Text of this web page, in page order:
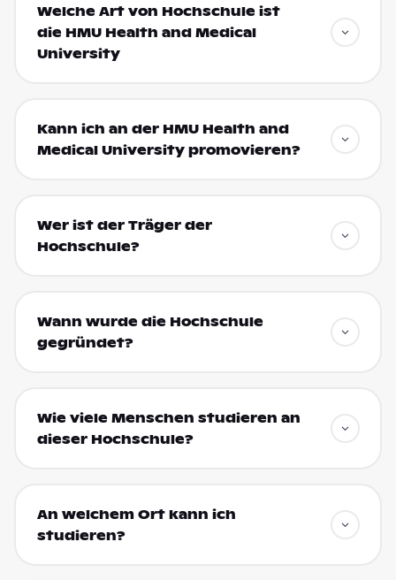
Welche Art von Hochschule ist
die HMU Health and Medical
University
Kann ich an der HMU Health and
Medical University promovieren?
Wer ist der Träger der
Hochschule?
Wann wurde die Hochschule
gegründet?
Wie viele Menschen studieren an
dieser Hochschule?
An welchem Ort kann ich
studieren?